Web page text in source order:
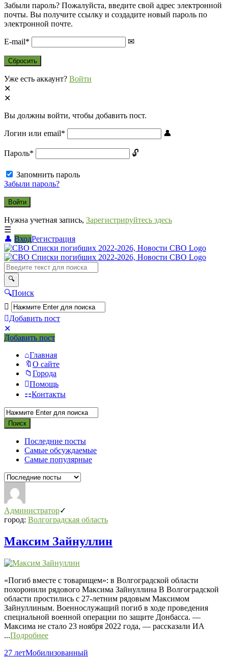
Забыли пароль? Пожалуйста, введите свой адрес электронной
почты. Вы получите ссылку и создадите новый пароль по
электронной почте.
E-mail*
Уже есть аккаунт? Войти
Вы должны войти, чтобы добавить пост.
Логин или email*
Пароль*
Запомнить пароль
Забыли пароль?
Нужна учетная запись, Зарегистрируйтесь здесь
ВходРегистрация
СВО
Списки
погибших
2022-
2026,
Новости
СВО
Поиск
Добавить пост
Мобильное
меню
Добавить пост
Главная
О сайте
Города
Помощь
Контакты
Последние посты
Самые обсуждаемые
Самые популярные
Администратор
город: Волгоградская область
Максим Зайнуллин
«Погиб вместе с товарищем»: в Волгоградской области
похоронили рядового Максима Зайнуллина В Волгоградской
области простились с 27-летним рядовым Максимом
Зайнуллиным. Военнослужащий погиб в ходе проведения
специальной военной операции по защите Донбасса. —
Максима не стало 23 ноября 2022 года, — рассказали ИА
...Подробнее
27 летМобилизованный